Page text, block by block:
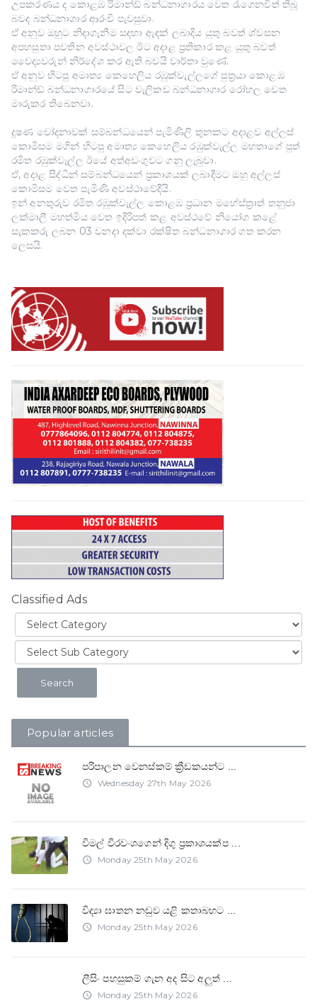
උපකරණය ද කොළඹ රිමාන්ඩ් බන්ධනාගාරය වෙත රැගෙනවිත් තිබූ
බවද බන්ධනාගාර ආරංචි පැවසුවා.
ඒ අනුව ඔහුට නිදාගැනීම සඳහා ඇඳක් ලබාදිය යුතු බවත් ශ්වසන
අපහසුතා පවතින අවස්ථාවල ඊට අදාළ ප්‍රතිකාර කළ යුතු බවත්
වෛද්‍යවරුන් නිර්දේශ කර ඇති බවයි වාර්තා වුණේ.
ඒ අනුව හිටපු අමාත්‍ය කෙහෙලිය රඹුක්වැල්ලගේ පුත්‍රයා කොළඹ
රිමාන්ඩ් බන්ධනාගාරයේ සිට වැලිකඩ බන්ධනාගාර රෝහල වෙත
මාරුකර තිබෙනවා.
දූෂණ චෝදනාවක් සම්බන්ධයෙන් පැමිණිලි තුනකට අදාළව අල්ලස්
කොමිසම මගින් හිටපු අමාත්‍ය කෙහෙලිය රඹුක්වැල්ල මහතාගේ පුත්
රමිත රඹුක්වැල්ල ඊයේ අත්අඩංගුවට ගනු ලැබුවා.
ඒ, අදාළ සිද්ධීන් සම්බන්ධයෙන් ප්‍රකාශයක් ලබාදීමට ඔහු අල්ලස්
කොමිසම වෙත පැමිණි අවස්ථාවේදීයි.
ඉන් අනතුරුව රමිත රඹුක්වැල්ල කොළඹ ප්‍රධාන මහේස්ත්‍රාත් තනුජා
ලක්මාලී මහත්මිය වෙත ඉදිරිපත් කළ අවස්ථවේ නියෝග කළේ
සැකකරු ලබන 03 වනදා දක්වා රක්ෂිත බන්ධනාගාර ගත කරන
ලෙසයි.
Classified Ads
Popular articles
පරිපාලන වෙනස්කම් ක්‍රීඩකයන්ට
access_time Wednesday 27th May 2026
විමල් වීරවංශගෙන් දිගු ප්‍රකාශයක්ප ...
access_time Monday 25th May 2026
විද්‍යා ඝාතන නඩුව යළි කතාබහට ...
access_time Monday 25th May 2026
ලීසිං පහසුකම් ගැන අද සිට අලුත්
access_time Monday 25th May 2026